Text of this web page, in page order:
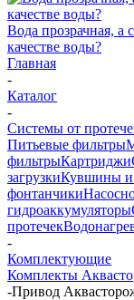
Вода прозрачная, а
качестве воды?
Главная
-
Каталог
-
Системы от
Питьевые фильтры
фильтрыКартриджи
загрузкиКувшины и
фонтанчики
гидроаккумуляторы
протечек
-
Комплектующие
Комплекты
-Привод